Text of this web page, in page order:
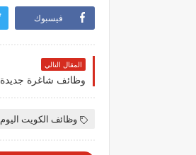
فيسبوك
المقال التالي
وظائف الكويت اليوم